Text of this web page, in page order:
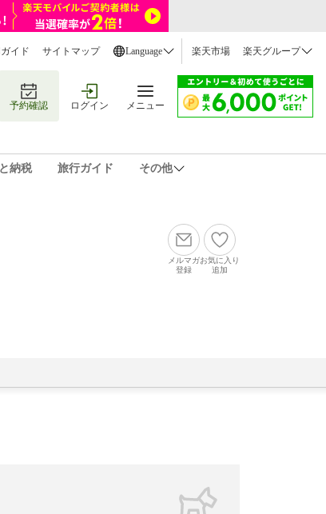
イド サイトマップ Language 楽天市場 楽天グループ
予約確認 ログイン メニュー
納税 旅行ガイド その他
メルマガ
登録
お気に入り
追加